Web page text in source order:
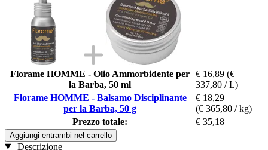
Florame HOMME - Olio Ammorbidente per
la Barba, 50 ml
€ 16,89 (€
337,80 / L)
Florame HOMME - Balsamo Disciplinante
per la Barba, 50 g
€ 18,29
(€ 365,80 / kg)
Prezzo totale:
€ 35,18
Aggiungi entrambi nel carrello
Descrizione